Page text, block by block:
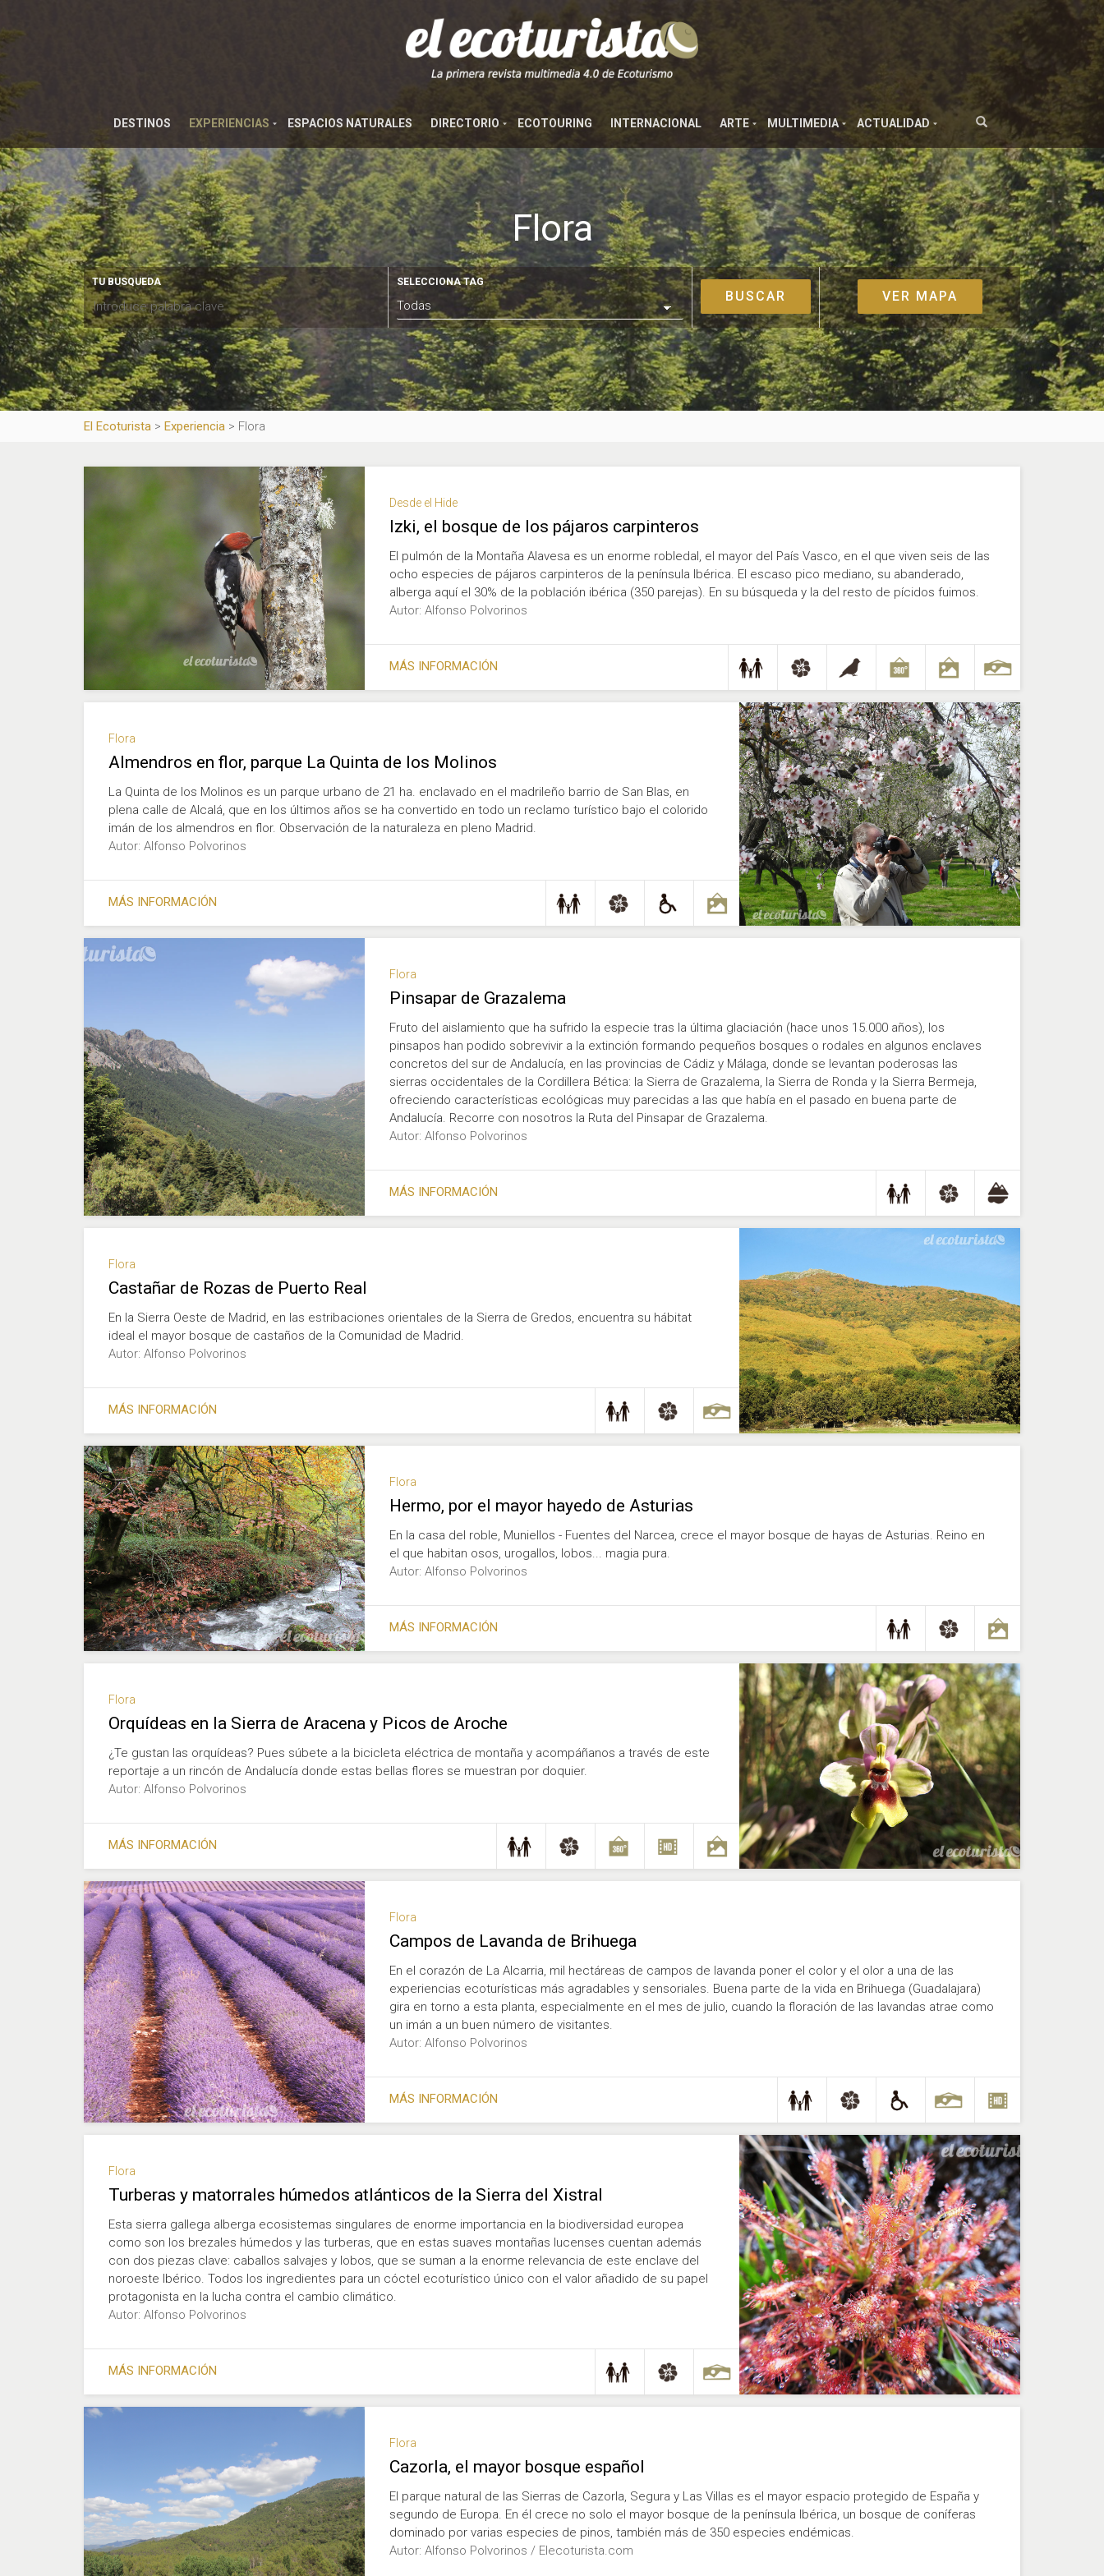
DESTINOS EXPERIENCIAS ESPACIOS NATURALES DIRECTORIO ECOTOURING INTERNACIONAL ARTE MULTIMEDIA ACTUALIDAD
Flora
TU BUSQUEDA SELECCIONA TAG
VER MAPA
El Ecoturista > Experiencia > Flora
Desde el Hide
Izki, el bosque de los pájaros carpinteros
El pulmón de la Montaña Alavesa es un enorme robledal, el mayor del País Vasco, en el que viven seis de las
ocho especies de pájaros carpinteros de la península Ibérica. El escaso pico mediano, su abanderado,
alberga aquí el 30% de la población ibérica (350 parejas). En su búsqueda y la del resto de pícidos fuimos.
Autor: Alfonso Polvorinos
MÁS INFORMACIÓN
Flora
Almendros en flor, parque La Quinta de los Molinos
La Quinta de los Molinos es un parque urbano de 21 ha. enclavado en el madrileño barrio de San Blas, en
plena calle de Alcalá, que en los últimos años se ha convertido en todo un reclamo turístico bajo el colorido
imán de los almendros en flor. Observación de la naturaleza en pleno Madrid.
Autor: Alfonso Polvorinos
MÁS INFORMACIÓN
Flora
Pinsapar de Grazalema
Fruto del aislamiento que ha sufrido la especie tras la última glaciación (hace unos 15.000 años), los
pinsapos han podido sobrevivir a la extinción formando pequeños bosques o rodales en algunos enclaves
concretos del sur de Andalucía, en las provincias de Cádiz y Málaga, donde se levantan poderosas las
sierras occidentales de la Cordillera Bética: la Sierra de Grazalema, la Sierra de Ronda y la Sierra Bermeja,
ofreciendo características ecológicas muy parecidas a las que había en el pasado en buena parte de
Andalucía. Recorre con nosotros la Ruta del Pinsapar de Grazalema.
Autor: Alfonso Polvorinos
MÁS INFORMACIÓN
Flora
Castañar de Rozas de Puerto Real
En la Sierra Oeste de Madrid, en las estribaciones orientales de la Sierra de Gredos, encuentra su hábitat
ideal el mayor bosque de castaños de la Comunidad de Madrid.
Autor: Alfonso Polvorinos
MÁS INFORMACIÓN
Flora
Hermo, por el mayor hayedo de Asturias
En la casa del roble, Muniellos - Fuentes del Narcea, crece el mayor bosque de hayas de Asturias. Reino en
el que habitan osos, urogallos, lobos... magia pura.
Autor: Alfonso Polvorinos
MÁS INFORMACIÓN
Flora
Orquídeas en la Sierra de Aracena y Picos de Aroche
¿Te gustan las orquídeas? Pues súbete a la bicicleta eléctrica de montaña y acompáñanos a través de este
reportaje a un rincón de Andalucía donde estas bellas flores se muestran por doquier.
Autor: Alfonso Polvorinos
MÁS INFORMACIÓN
Flora
Campos de Lavanda de Brihuega
En el corazón de La Alcarria, mil hectáreas de campos de lavanda poner el color y el olor a una de las
experiencias ecoturísticas más agradables y sensoriales. Buena parte de la vida en Brihuega (Guadalajara)
gira en torno a esta planta, especialmente en el mes de julio, cuando la floración de las lavandas atrae como
un imán a un buen número de visitantes.
Autor: Alfonso Polvorinos
MÁS INFORMACIÓN
Flora
Turberas y matorrales húmedos atlánticos de la Sierra del Xistral
Esta sierra gallega alberga ecosistemas singulares de enorme importancia en la biodiversidad europea
como son los brezales húmedos y las turberas, que en estas suaves montañas lucenses cuentan además
con dos piezas clave: caballos salvajes y lobos, que se suman a la enorme relevancia de este enclave del
noroeste Ibérico. Todos los ingredientes para un cóctel ecoturístico único con el valor añadido de su papel
protagonista en la lucha contra el cambio climático.
Autor: Alfonso Polvorinos
MÁS INFORMACIÓN
Flora
Cazorla, el mayor bosque español
El parque natural de las Sierras de Cazorla, Segura y Las Villas es el mayor espacio protegido de España y
segundo de Europa. En él crece no solo el mayor bosque de la península Ibérica, un bosque de coníferas
dominado por varias especies de pinos, también más de 350 especies endémicas.
Autor: Alfonso Polvorinos / Elecoturista.com